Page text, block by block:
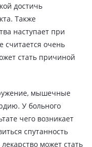
достичь
Также
наступает при
считается очень
стать причиной
мышечные
У больного
чего возникает
спутанность
может стать